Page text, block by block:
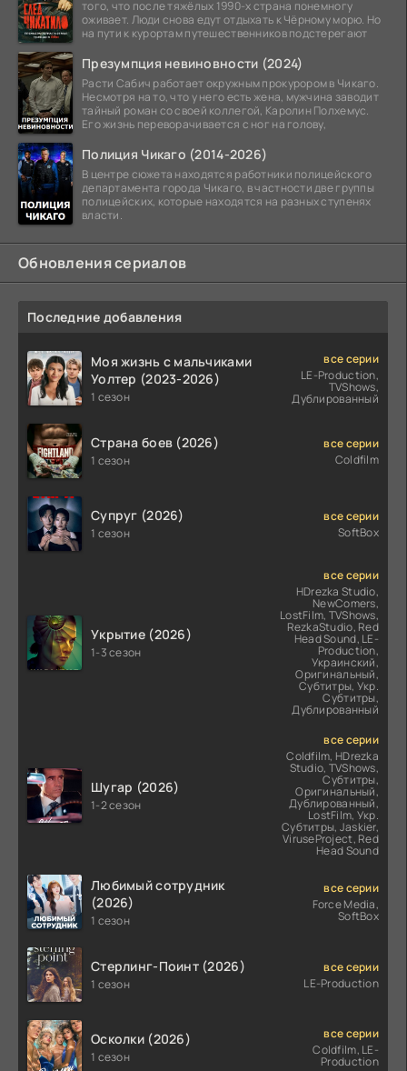
того, что после тяжёлых 1990-х страна понемногу
оживает. Люди снова едут отдыхать к Чёрному морю. Но
на пути к курортам путешественников подстерегают
Презумпция невиновности (2024)
Расти Сабич работает окружным прокурором в Чикаго.
Несмотря на то, что у него есть жена, мужчина заводит
тайный роман со своей коллегой, Каролин Полхемус.
Его жизнь переворачивается с ног на голову,
Полиция Чикаго (2014-2026)
В центре сюжета находятся работники полицейского
департамента города Чикаго, в частности две группы
полицейских, которые находятся на разных ступенях
власти.
Обновления сериалов
Последние добавления
Моя жизнь с мальчиками
Уолтер (2023-2026)
1 сезон
все серии
LE-Production,
TVShows,
Дублированный
Страна боев (2026)
1 сезон
все серии
Coldfilm
Супруг (2026)
1 сезон
все серии
SoftBox
Укрытие (2026)
1-3 сезон
все серии
HDrezka Studio,
NewComers,
LostFilm, TVShows,
RezkaStudio, Red
Head Sound, LE-
Production,
Украинский,
Оригинальный,
Субтитры, Укр.
Субтитры,
Дублированный
Шугар (2026)
1-2 сезон
все серии
Coldfilm, HDrezka
Studio, TVShows,
Субтитры,
Оригинальный,
Дублированный,
LostFilm, Укр.
Субтитры, Jaskier,
ViruseProject, Red
Head Sound
Любимый сотрудник
(2026)
1 сезон
все серии
Force Media,
SoftBox
Стерлинг-Поинт (2026)
1 сезон
все серии
LE-Production
Осколки (2026)
1 сезон
все серии
Coldfilm, LE-
Production